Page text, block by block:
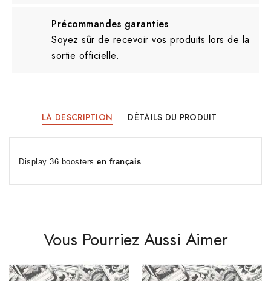
Précommandes garanties
Soyez sûr de recevoir vos produits lors de la
sortie officielle.
LA DESCRIPTION DÉTAILS DU PRODUIT
Display 36 boosters en français
Vous Pourriez Aussi Aimer